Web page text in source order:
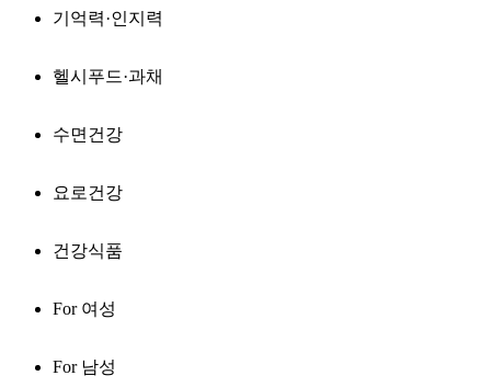
기억력·인지력
헬시푸드·과채
수면건강
요로건강
건강식품
For 여성
For 남성